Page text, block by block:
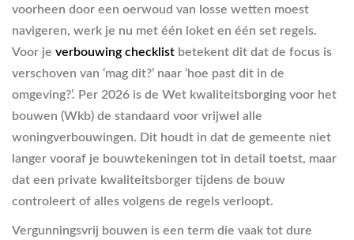
voorheen door een oerwoud van losse wetten moest
navigeren, werk je nu met één loket en één set regels.
Voor je verbouwing checklist betekent dit dat de focus is
verschoven van ‘mag dit?’ naar ‘hoe past dit in de
omgeving?’. Per 2026 is de Wet kwaliteitsborging voor het
bouwen (Wkb) de standaard voor vrijwel alle
woningverbouwingen. Dit houdt in dat de gemeente niet
langer vooraf je bouwtekeningen tot in detail toetst, maar
dat een private kwaliteitsborger tijdens de bouw
controleert of alles volgens de regels verloopt.
Vergunningsvrij bouwen is een term die vaak tot dure